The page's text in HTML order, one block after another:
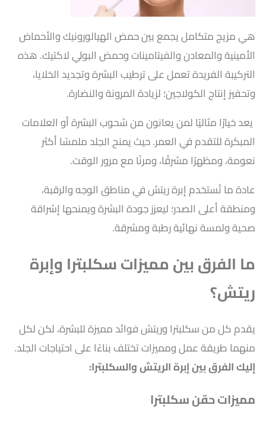
هي مزيج متكامل يجمع بين حمض الهيالورونيك والأحماض
الأمينية والمعادن والفيتامينات وحمض البولي لاكتيك. هذه
التركيبة الفريدة تعمل على ترطيب البشرة وتجديد الخلايا،
وتحفيز إنتاج الكولاجين؛ لزيادة المرونة والنضارة.
يعد خيارًا مثاليًا لمن يعانون من شحوب البشرة أو العلامات
المبكرة للتقدم في العمر. حيث يمنح الجلد ملمسًا أكثر
نعومة، ومظهرًا مشرقًا، ومرنًا مع مرور الوقت.
عادة ما تُستخدم إبرة ريتش في مناطق الوجه والرقبة،
ومنطقة أعلى الصدر؛ ليعزز جودة البشرة ويمنحها إشراقة
صحية ولمسة نهائية رطبة ومشرقة.
ما الفرق بين مميزات سكلبترا وإبرة
ريتش؟
يقدم كل من سكلبترا وريتش فوائد مميزة للبشرة، لكن لكل
منهما طريقة عمل ومميزات تختلف بناءًا على احتياجات الجلد.
إليكالفرق بين إبرة الريتش والسكلبترا:
مميزات حقن سكلبترا